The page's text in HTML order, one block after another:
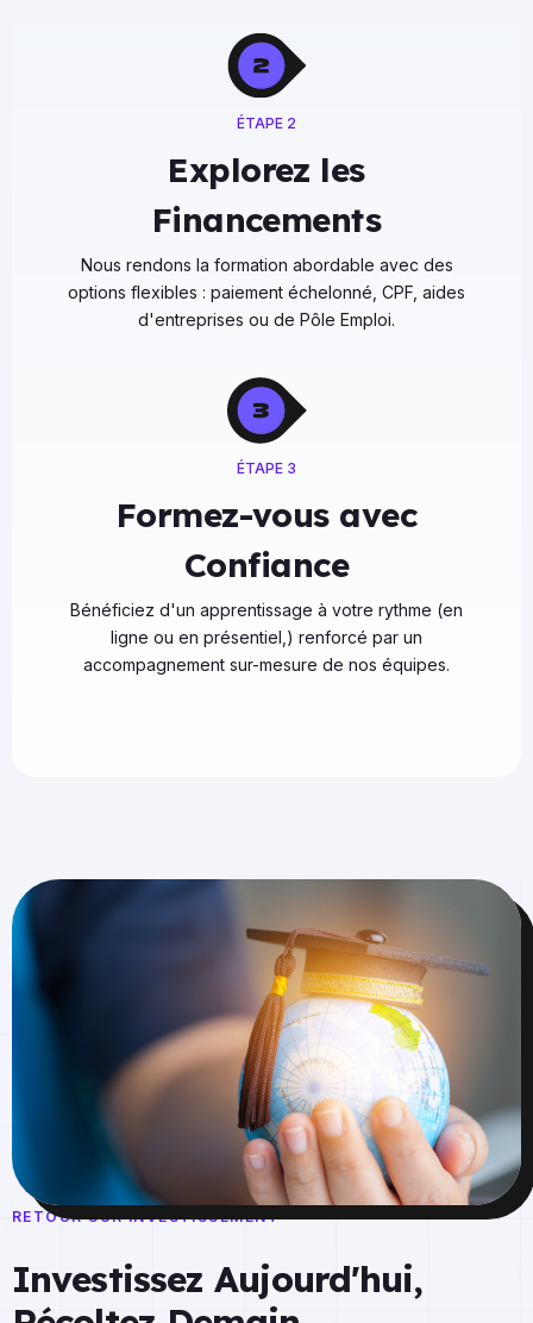
ÉTAPE 2
Explorez les
Financements
Nous rendons la formation abordable avec des
options flexibles : paiement échelonné, CPF, aides
d'entreprises ou de Pôle Emploi.
ÉTAPE 3
Formez-vous avec
Confiance
Bénéficiez d'un apprentissage à votre rythme (en
ligne ou en présentiel,) renforcé par un
accompagnement sur-mesure de nos équipes.
RETOUR SUR INVESTISSEMENT
Investissez Aujourd'hui,